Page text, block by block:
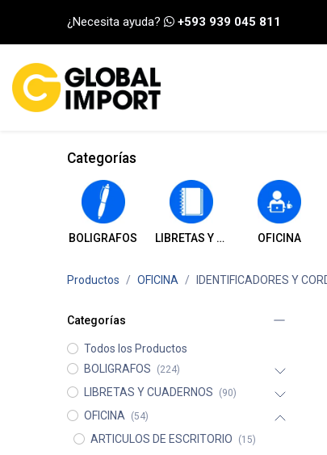
¿Necesita ayuda? +593 939 045 811
Categorías
BOLIGRAFOS LIBRETAS Y CUADERNOS OFICINA
Productos OFICINA IDENTIFICADORES Y
Categorías
Todos los Productos
BOLIGRAFOS
(224)
LIBRETAS Y CUADERNOS (90)
OFICINA (54)
ARTICULOS DE ESCRITORIO (15)